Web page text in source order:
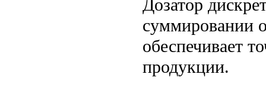
Дозатор
суммировании
обеспечивает
продукции.